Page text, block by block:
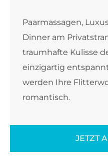
Paarmassagen,
Dinner am
traumhafte Kulisse
einzigartig
werden Ihre
romantisch.
JETZT